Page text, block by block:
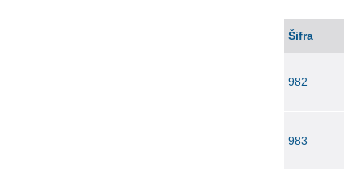
Šifra
982
983